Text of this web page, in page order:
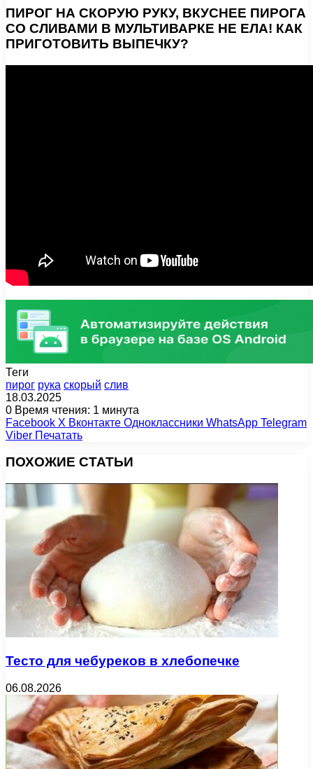
ПИРОГ НА СКОРУЮ РУКУ, ВКУСНЕЕ ПИРОГА
СО СЛИВАМИ В МУЛЬТИВАРКЕ НЕ ЕЛА! КАК
ПРИГОТОВИТЬ ВЫПЕЧКУ?
Теги
пирог рука скорый слив
18.03.2025
0 Время чтения: 1 минута
Facebook X Вконтакте Одноклассники WhatsApp Telegram
Viber Печатать
ПОХОЖИЕ СТАТЬИ
Тесто для чебуреков в хлебопечке
06.08.2026